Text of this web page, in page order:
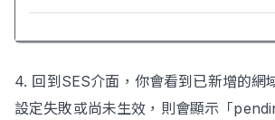
4. 回到SES介面，你會看到已新增的網
設定失敗或尚未生效，則會顯示「